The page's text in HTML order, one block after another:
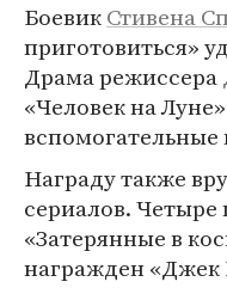
БоевикСтивена
приготовиться»
Драма режиссера
«Человек на
Награду также
сериалов. Четыре
«Затерянные в
награжден «Джек